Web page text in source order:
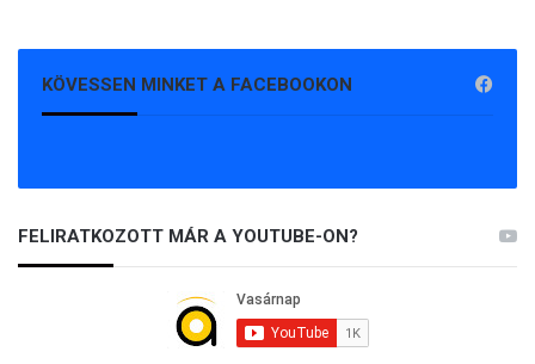
KÖVESSEN MINKET A FACEBOOKON
FELIRATKOZOTT MÁR A YOUTUBE-ON?